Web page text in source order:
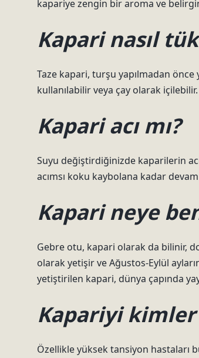
kapariye zengin bir aroma ve
Kapari nasıl
Taze kapari, turşu yapılmadan
kullanılabilir veya çay olarak içilebilir.
Kapari acı mı?
Suyu değiştirdiğinizde kaparilerin
acımsı koku kaybolana kadar
Kapari neye
Gebre otu, kapari olarak da bilinir,
olarak yetişir ve Ağustos-Eylül
yetiştirilen kapari, dünya çapında
Kapariyi
Özellikle yüksek tansiyon hastaları